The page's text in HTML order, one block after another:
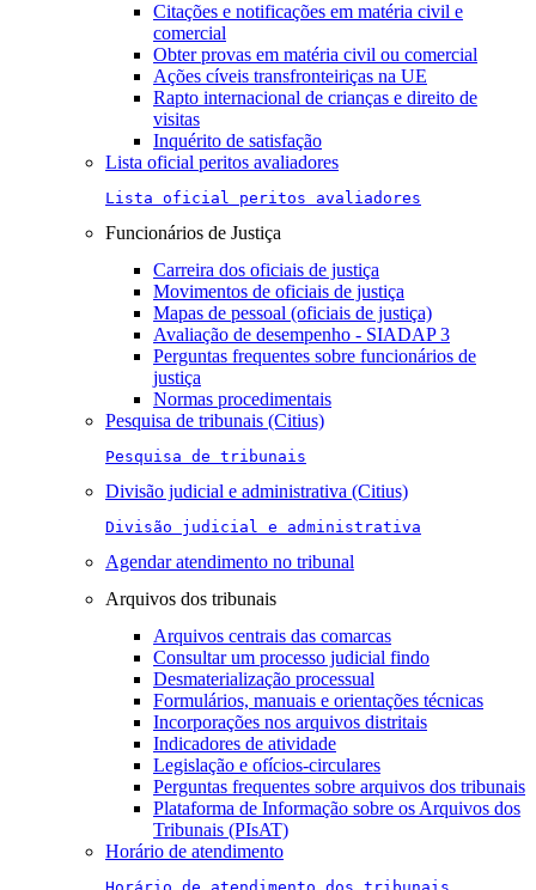
Citações e notificações em matéria civil e
comercial
Obter provas em matéria civil ou comercial
Ações cíveis transfronteiriças na UE
Rapto internacional de crianças e direito de
visitas
Inquérito de satisfação
Lista oficial peritos avaliadores
Lista oficial peritos avaliadores
Funcionários de Justiça
Carreira dos oficiais de justiça
Movimentos de oficiais de justiça
Mapas de pessoal (oficiais de justiça)
Avaliação de desempenho - SIADAP 3
Perguntas frequentes sobre funcionários de
justiça
Normas procedimentais
Pesquisa de tribunais (Citius)
Pesquisa de tribunais
Divisão judicial e administrativa (Citius)
Divisão judicial e administrativa
Agendar atendimento no tribunal
Arquivos dos tribunais
Arquivos centrais das comarcas
Consultar um processo judicial findo
Desmaterialização processual
Formulários, manuais e orientações técnicas
Incorporações nos arquivos distritais
Indicadores de atividade
Legislação e ofícios-circulares
Perguntas frequentes sobre arquivos dos tribunais
Plataforma de Informação sobre os Arquivos dos
Tribunais (PIsAT)
Horário de atendimento